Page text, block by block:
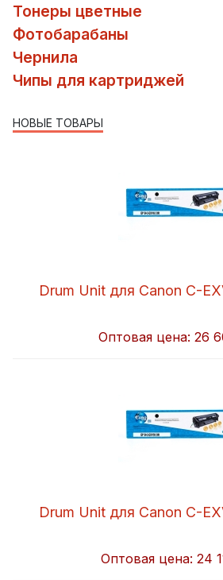
Тонеры цветные
Фотобарабаны
Чернила
Чипы для картриджей
НОВЫЕ ТОВАРЫ
Drum Unit для Canon C-
Оптовая цена: 26
Drum Unit для Canon C-
Оптовая цена: 24